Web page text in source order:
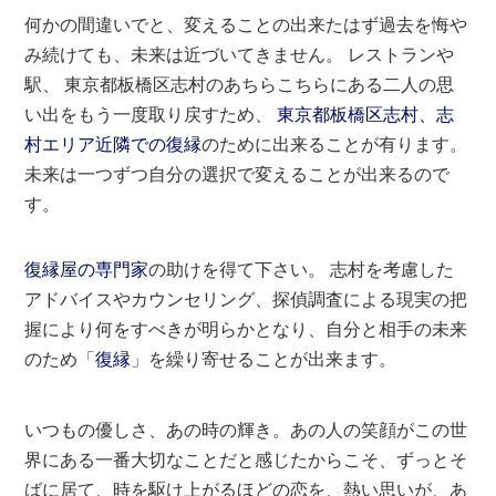
何かの間違いでと、変えることの出来たはず過去を悔や
み続けても、未来は近づいてきません。 レストランや
駅、 東京都板橋区志村のあちらこちらにある二人の思
い出をもう一度取り戻すため、
東京都板橋区志村、志
村エリア近隣での復縁のために出来ることが有ります。
未来は一つずつ自分の選択で変えることが出来るので
す。
復縁屋の専門家の助けを得て下さい。 志村を考慮した
アドバイスやカウンセリング、探偵調査による現実の把
握により何をすべきが明らかとなり、自分と相手の未来
のため「復縁 」を繰り寄せることが出来ます。
いつもの優しさ、あの時の輝き。あの人の笑顔がこの世
界にある一番大切なことだと感じたからこそ、ずっとそ
ばに居て、時を駆け上がるほどの恋を、熱い思いが、あ